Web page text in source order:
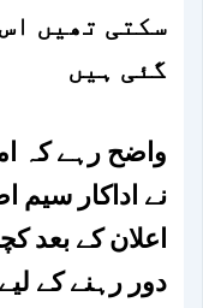
سکتی تھیں
گئی ہیں
واضح رہے کہ
نے اداکار سیم
اعلان کے بعد
دور رہنے کے